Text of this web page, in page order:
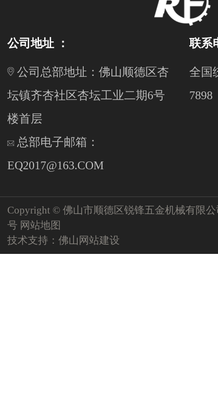
公司地址 ：
公司总部地址：佛山顺德区杏
坛镇齐杏社区杏坛工业二期6号
楼首层
总部电子邮箱：
EQ2017@163.COM
联系
全国
7898
Copyright © 佛山市顺德区锐锋五金机械有限
号 网站地图
技术支持： 佛山网站建设